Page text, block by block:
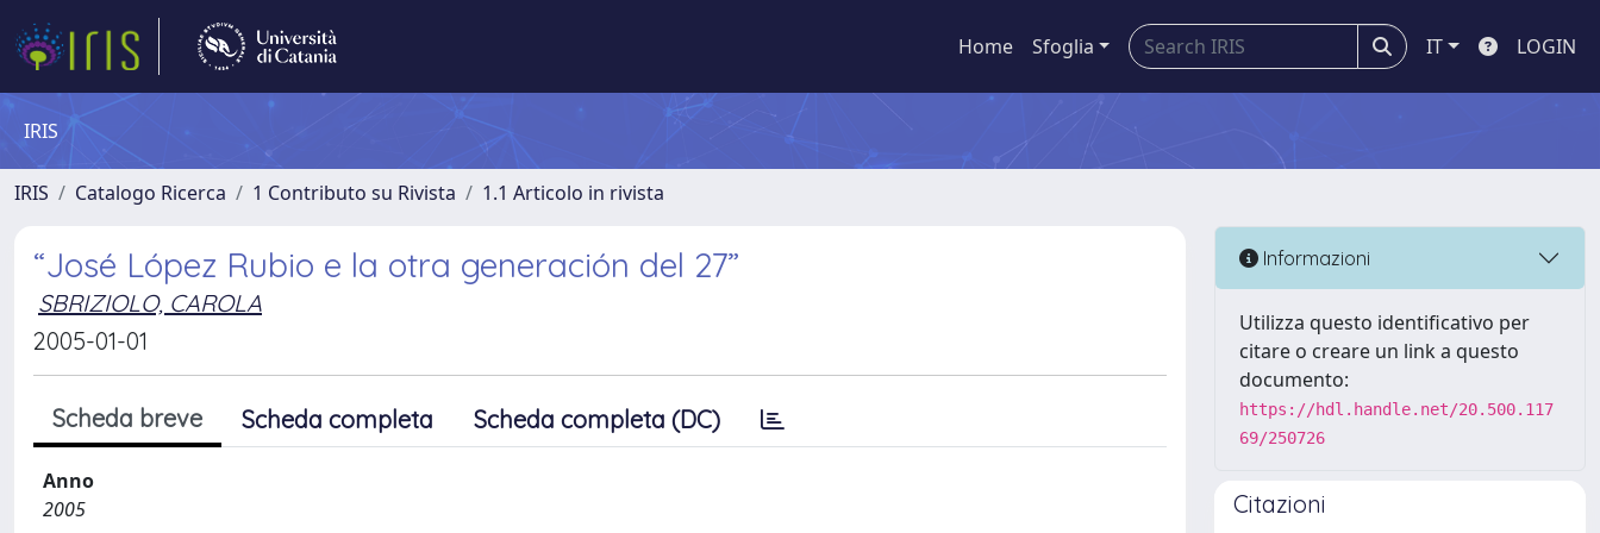
Home Sfoglia IT LOGIN
IRIS
IRIS Catalogo Ricerca 1 Contributo su Rivista 1.1 Articolo in rivista
“José López Rubio e la otra generación del 27”
SBRIZIOLO, CAROLA
2005-01-01
Scheda breve Scheda completa Scheda completa (DC)
Anno
2005
Informazioni
Utilizza questo identificativo per
citare o creare un link a questo
documento:
https://hdl.handle.net/20.500.117
69/250726
Citazioni